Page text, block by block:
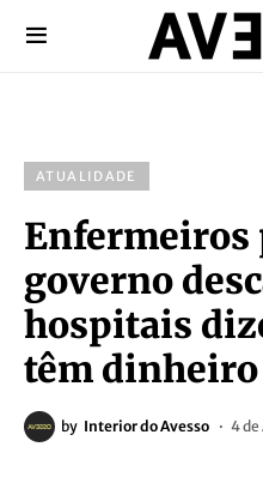
ATUALIDADE
Enfermeiros
governo
hospitais
têm dinheiro
by Interior do Avesso 4 de